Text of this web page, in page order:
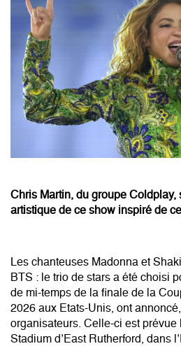
Chris Martin, du groupe Coldplay,
artistique de ce show inspiré de
Les chanteuses Madonna et
BTS : le trio de stars a été choisi
de mi-temps de la finale de la
2026 aux Etats-Unis, ont
organisateurs. Celle-ci est
Stadium d’East Rutherford, dans